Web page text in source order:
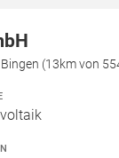
(13km von